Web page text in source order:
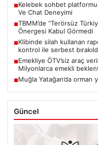
■Kelebek sohbet
Ve Chat Deneyimi
■TBMM’de “Terörsüz
Önergesi Kabul Görmedi
■Klibinde silah kullanan
kontrol ile serbest
■Emekliye ÖTV’siz araç
Milyonlarca emekli
■Muğla Yatağan’da orman
Güncel